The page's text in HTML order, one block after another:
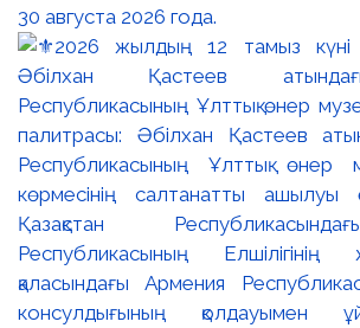
30 августа 2026 года.